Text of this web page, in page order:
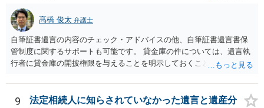
髙橋 俊太 弁護士
自筆証書遺言の内容のチェック・アドバイスの他、自筆証書遺言書保
管制度に関するサポートも可能です。 貸金庫の件については、遺言執
行者に貸金庫の開披権限を与えることを明示しておくことでクリアで
9
法定相続人に知らされていなかった遺言と遺産分